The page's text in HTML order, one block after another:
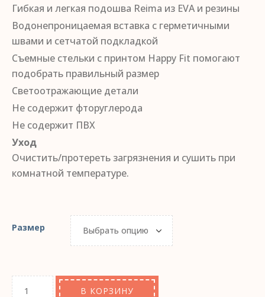
Гибкая и легкая подошва Reima из EVA и резины
Водонепроницаемая вставка с герметичными
швами и сетчатой ​​подкладкой
Съемные стельки с принтом Happy Fit помогают
подобрать правильный размер
Светоотражающие детали
Не содержит фторуглерода
Не содержит ПВХ
Уход
Очистить/протереть загрязнения и сушить при
комнатной температуре.
Размер
В КОРЗИНУ